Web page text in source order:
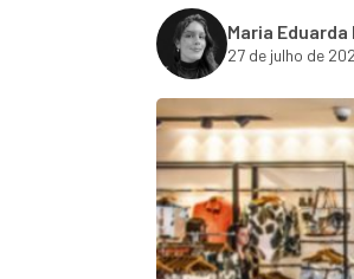
Maria Eduarda
27 de julho de